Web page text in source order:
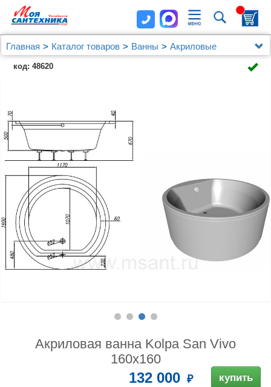
Главная Каталог товаров Ванны
Акриловые
Акриловая ванна Kolpa San Vivo 160x160
код: 48620
Акриловая ванна Kolpa San Vivo
160x160
132 000 купить